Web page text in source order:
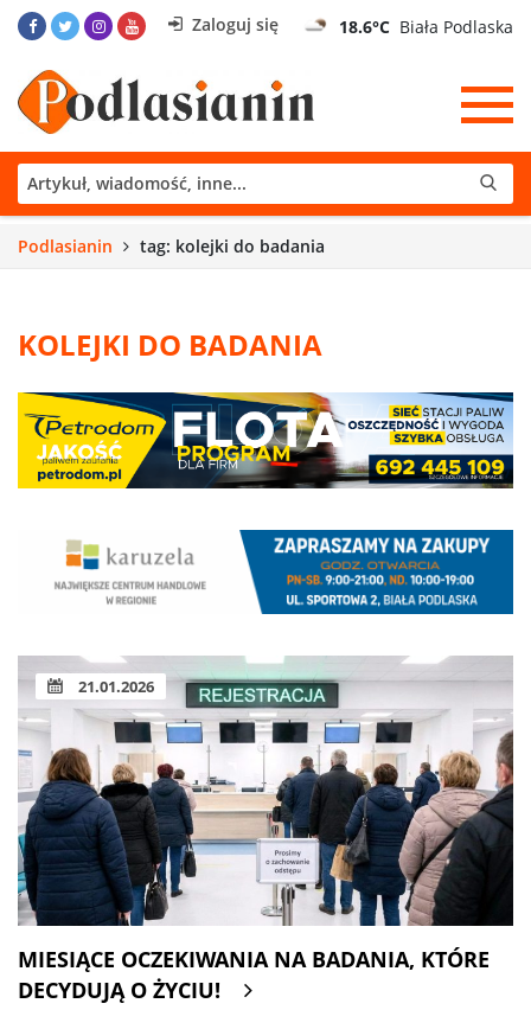
Zaloguj się 18.6°C Biała Podlaska
Podlasianin tag: kolejki do badania
KOLEJKI DO BADANIA
21.01.2026
MIESIĄCE OCZEKIWANIA NA BADANIA, KTÓRE
DECYDUJĄ O ŻYCIU!